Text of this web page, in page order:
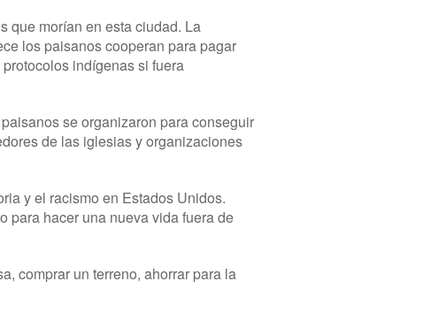
que morían en esta ciudad. La
los paisanos cooperan para pagar
indígenas si fuera
se organizaron para conseguir
de las iglesias y organizaciones
y el racismo en Estados Unidos.
para hacer una nueva vida fuera de
comprar un terreno, ahorrar para la